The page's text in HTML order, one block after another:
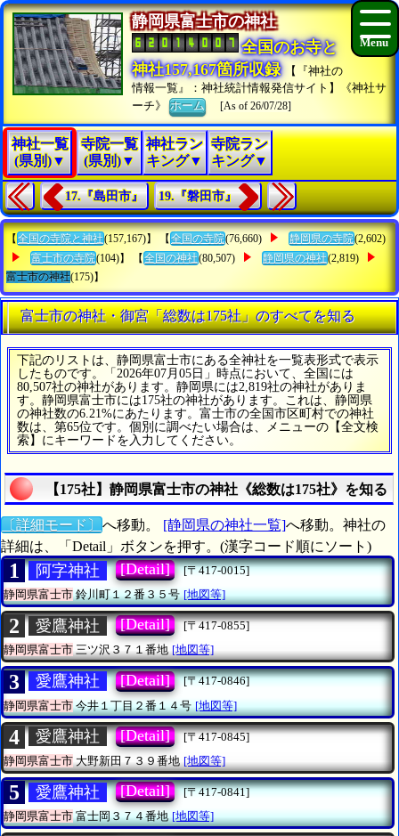
静岡県富士市の神社
全国のお寺と
神社157,167箇所収録
【『神社の
情報一覧』：神社統計情報発信サイト】《神社サ
ーチ》ホーム [As of 26/07/28]
神社一覧
(県別)▼
寺院一覧
(県別)▼
神社ラン
キング▼
寺院ラン
キング▼
17.『島田市』 19.『磐田市』
【 全国の寺院と神社(157,167)】 【 全国の寺院(76,660) 静岡県の寺院(2,602)
富士市の寺院(104)】 【 全国の神社(80,507) 静岡県の神社(2,819)
富士市の神社(175)】
富士市の神社・御宮「総数は175社」のすべてを知る
下記のリストは、静岡県富士市にある全神社を一覧表形式で表示
したものです。「2026年07月05日」時点において、全国には
80,507社の神社があります。静岡県には2,819社の神社がありま
す。静岡県富士市には175社の神社があります。これは、静岡県
の神社数の6.21%にあたります。富士市の全国市区町村での神社
数は、第65位です。個別に調べたい場合は、メニューの【全文検
索】にキーワードを入力してください。
【175社】静岡県富士市の神社《総数は175社》を知る
〔詳細モード〕 へ移動。 [静岡県の神社一覧]へ移動。神社の
詳細は、「Detail」ボタンを押す。(漢字コード順にソート)
1 阿字神社 [Detail]
[〒417-0015]
静岡県富士市鈴川町１２番３５号 [地図等]
2 愛鷹神社 [Detail]
[〒417-0855]
静岡県富士市三ツ沢３７１番地 [地図等]
3 愛鷹神社 [Detail]
[〒417-0846]
静岡県富士市今井１丁目２番１４号 [地図等]
4 愛鷹神社 [Detail]
[〒417-0845]
静岡県富士市 大野新田７３９番地 [地図等]
5 愛鷹神社 [Detail]
[〒417-0841]
静岡県富士市富士岡３７４番地 [地図等]